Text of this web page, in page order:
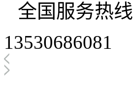
全国服务热线
13530686081